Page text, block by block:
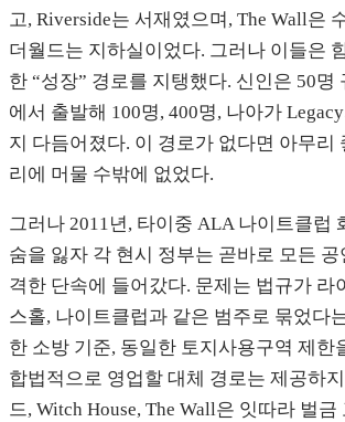
고, Riverside는 서재였으며, The Wall은
더월드는 지하실이었다. 그러나 이들은
한 “성장” 경로를 지탱했다. 신인은 50명
에서 출발해 100명, 400명, 나아가
지 다듬어졌다. 이 경로가 없다면 아무리
리에 머물 수밖에 없었다.
그러나 2011년, 타이중 ALA 나이트클럽
숨을 잃자 각 현시 정부는 곧바로 모든 공
격한 단속에 들어갔다. 문제는 법규가 라
스홀, 나이트클럽과 같은 범주로 묶었다
한 소방 기준, 동일한 토지사용구역 제한
합법적으로 영업할 대체 경로는 제공하
드, Witch House, The Wall은 잇따라 벌